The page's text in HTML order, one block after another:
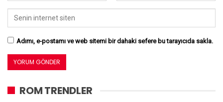
Adımı, e-postamı ve web sitemi bir dahaki sefere bu tarayıcıda sakla.
ROM TRENDLER